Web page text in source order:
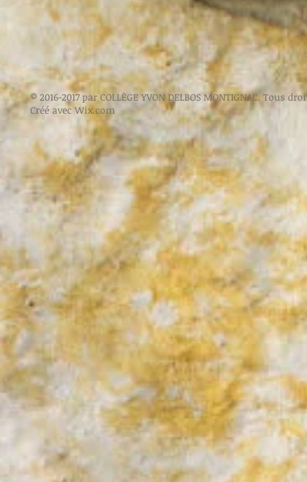
© 2016-2017 par COLLÈGE YVON DELBOS MONTIGNAC. Tous
Créé avec Wix.com